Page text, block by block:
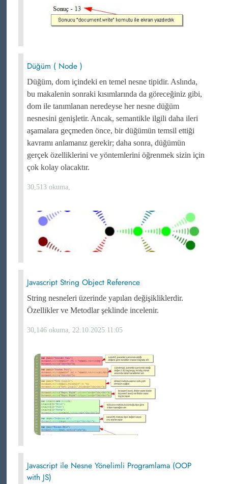
Düğüm ( Node )
Düğüm, dom içindeki en temel nesne tipidir. Aslında,
bu makalenin sonraki kısımlarında da göreceğiniz gibi,
dom ile tanımlanan neredeyse her nesne düğüm
nesnesini genişletir. Ancak, semantikle ilgili daha ileri
aşamalara geçmeden önce, bir düğümün temsil ettiği
kavramı anlamanız gerekir; daha sonra, düğümün
gerçek özelliklerini ve yöntemlerini öğrenmek sizin için
çok kolay olacaktır.
30,513 okuma,
Javascript String Object Reference
String nesneleri üzerinde yapılan değişikliklerdir.
Özellikler ve Metodlar şeklinde incelenir.
30,146 okuma, 22.10.2025 11:05
Javascript ile Nesne Yönelimli Programlama (OOP
with JS)